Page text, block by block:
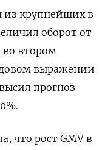
из крупнейших в
оборот от
во втором
выражении
прогноз
что рост GMV в